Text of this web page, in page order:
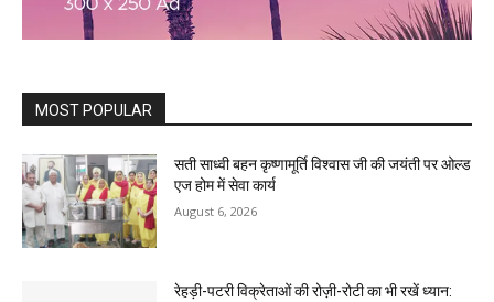
MOST POPULAR
सती साध्वी बहन कृष्णामूर्ति विश्वास जी की जयंती पर ओल्ड
एज होम में सेवा कार्य
August 6, 2026
रेहड़ी-पटरी विक्रेताओं की रोज़ी-रोटी का भी रखें ध्यान: